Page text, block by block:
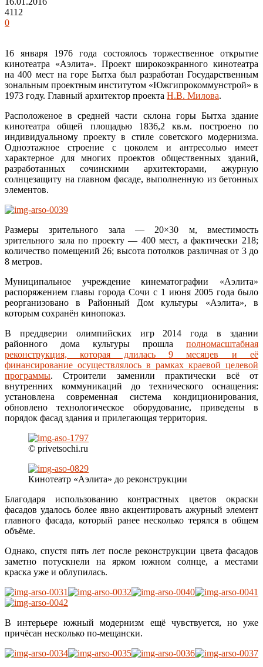
4112
0
16 января 1976 года состоялось торжественное открытие
кинотеатра «Аэлита». Проект широкоэкранного кинотеатра
на 400 мест на горе Бытха был разработан Государственным
зональным проектным институтом «Южгипрокоммунстрой» в
1973 году. Главный архитектор проекта Н.В. Милова.
Расположеное в средней части склона горы Бытха здание
кинотеатра общей площадью 1836,2 кв.м. построено по
индивидуальному проекту в стиле советского модернизма.
Одноэтажное строение с цоколем и антресолью имеет
характерное для многих проектов общественных зданий,
разработанных сочинскими архитекторами, ажурную
солнцезащиту на главном фасаде, выполненную из бетонных
элементов.
Размеры зрительного зала — 20×30 м, вместимость
зрительного зала по проекту — 400 мест, а фактически 218;
количество помещений 26; высота потолков различная от 3 до
8 метров.
Муниципальное учреждение кинематографии «Аэлита»
распоряжением главы города Сочи с 1 июня 2005 года было
реорганизовано в Районный Дом культуры «Аэлита», в
которым сохранён кинопоказ.
В преддверии олимпийских игр 2014 года в здании
районного дома культуры прошла полномасштабная
реконструкция, которая длилась 9 месяцев и её
финансирование осуществлялось в рамках краевой целевой
программы. Строители заменили практически всё от
внутренних коммуникаций до технического оснащения:
установлена современная система кондиционирования,
обновлено технологическое оборудование, приведены в
порядок фасад здания и прилегающая территория.
© privetsochi.ru
Кинотеатр «Аэлита» до реконструкции
Благодаря использованию контрастных цветов окраски
фасадов удалось более явно акцентировать ажурный элемент
главного фасада, который ранее несколько терялся в общем
объёме.
Однако, спустя пять лет после реконструкции цвета фасадов
заметно потускнели на ярком южном солнце, а местами
краска уже и облупилась.
В интерьере южный модернизм ещё чувствуется, но уже
причёсан несколько по-мещански.